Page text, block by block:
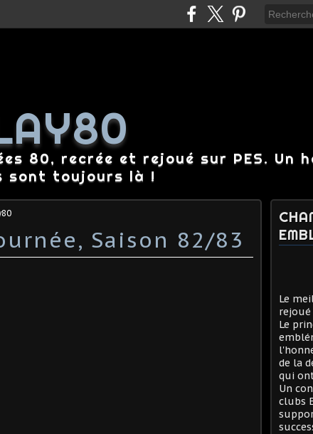
80, recrée et rejoué sur PES. Un
sont toujours là !
Saison 82/83
Le
rejoué
Le
de la
qui
Un
clubs